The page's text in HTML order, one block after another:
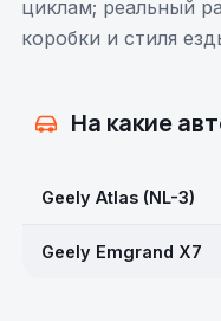
циклам; реальный
коробки и стиля
На какие
Geely Atlas (NL-3)
Geely Emgrand X7